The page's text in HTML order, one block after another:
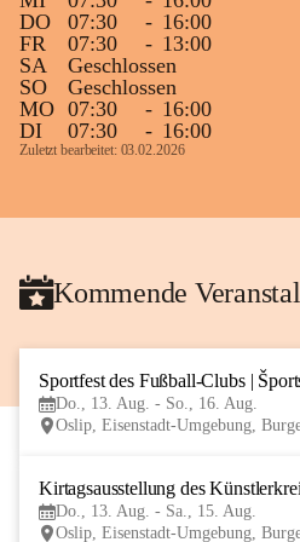
DO
07:30 - 16:00
FR
07:30 - 13:00
SA
Geschlossen
SO
Geschlossen
MO 07:30 - 16:00
DI
07:30 - 16:00
Zuletzt bearbeitet: 03.02.2026
Kommende
Sportfest des Fußball-Clubs |
Do., 13. Aug. - So., 16. Aug.
Oslip, Eisenstadt-Umgebung,
Kirtagsausstellung des
Do., 13. Aug. - Sa., 15. Aug.
Oslip, Eisenstadt-Umgebung,